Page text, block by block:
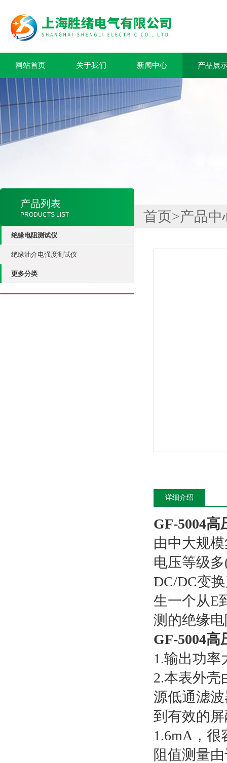
网站首页 关于我们 新闻中心 产品展
产品列表
PRODUCTS LIST
绝缘电阻测试仪
绝缘油介电强度测试仪
更多分类
首页>产品中
详细介绍
GF-5004
由中大规
电压等级
DC/DC变
生一个从E
测的绝缘
GF-5004
1.输出功率
2.本表外壳
源低通滤
到有效的
1.6mA，
阻值测量